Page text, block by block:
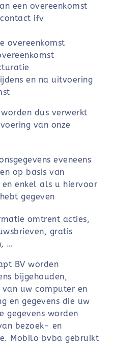
een overeenkomst
ifv
overeenkomst
en na uitvoering
worden dus verwerkt
van onze
eveneens
op basis van
enkel als u hiervoor
gegeven
omtrent acties,
gratis
…
BV worden
bijgehouden,
uw computer en
en gegevens die uw
gegevens worden
bezoek- en
Mobilo bvba gebruikt